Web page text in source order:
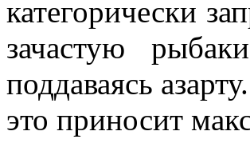
категорически
зачастую
поддаваясь
это приносит